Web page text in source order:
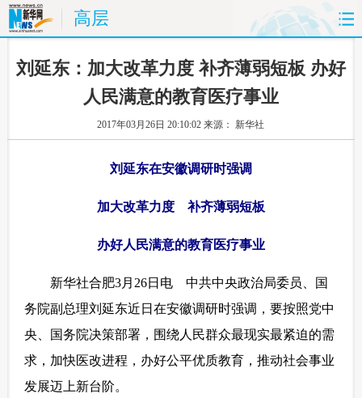
高层
首页 时政 国际 财经
体育 人事
时尚 思客 地方 法治
旅游 健康 信息化 数据
富媒体
刘延东：加大改革力度 补齐薄弱短板 办好
人民满意的教育医疗事业
2017年03月26日 20:10:02来源： 新华社
刘延东在安徽调研时强调
加大改革力度 补齐薄弱短板
办好人民满意的教育医疗事业
新华社合肥3月26日电 中共中央政治局委员、国
务院副总理刘延东近日在安徽调研时强调，要按照党中
央、国务院决策部署，围绕人民群众最现实最紧迫的需
求，加快医改进程，办好公平优质教育，推动社会事业
发展迈上新台阶。